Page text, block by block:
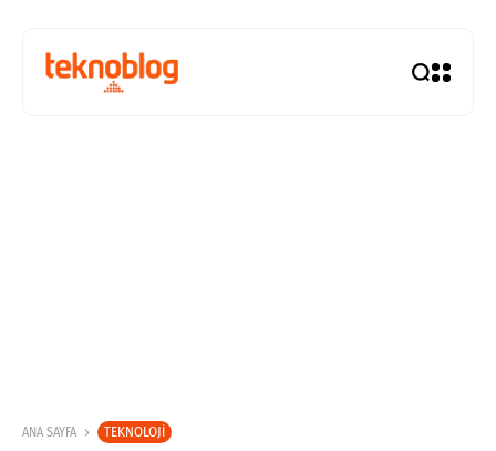
ANA SAYFA TEKNOLOJI